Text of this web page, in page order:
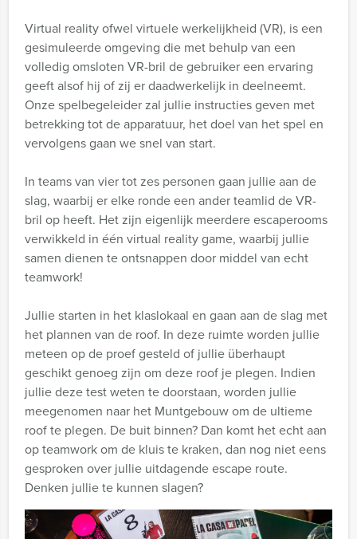
Virtual reality ofwel virtuele werkelijkheid (VR), is een
gesimuleerde omgeving die met behulp van een
volledig omsloten VR-bril de gebruiker een ervaring
geeft alsof hij of zij er daadwerkelijk in deelneemt.
Onze spelbegeleider zal jullie instructies geven met
betrekking tot de apparatuur, het doel van het spel en
vervolgens gaan we snel van start.
In teams van vier tot zes personen gaan jullie aan de
slag, waarbij er elke ronde een ander teamlid de VR-
bril op heeft. Het zijn eigenlijk meerdere escaperooms
verwikkeld in één virtual reality game, waarbij jullie
samen dienen te ontsnappen door middel van echt
teamwork!
Jullie starten in het klaslokaal en gaan aan de slag met
het plannen van de roof. In deze ruimte worden jullie
meteen op de proef gesteld of jullie überhaupt
geschikt genoeg zijn om deze roof je plegen. Indien
jullie deze test weten te doorstaan, worden jullie
meegenomen naar het Muntgebouw om de ultieme
roof te plegen. De buit binnen? Dan komt het echt aan
op teamwork om de kluis te kraken, dan nog niet eens
gesproken over jullie uitdagende escape route.
Denken jullie te kunnen slagen?